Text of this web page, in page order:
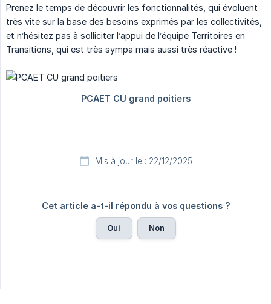
Prenez le temps de découvrir les fonctionnalités, qui évoluent
très vite sur la base des besoins exprimés par les collectivités,
et n’hésitez pas à solliciter l’appui de l’équipe Territoires en
Transitions, qui est très sympa mais aussi très réactive !
Mis à jour le : 22/12/2025
Cet article a-t-il répondu à vos questions ?
Oui Non